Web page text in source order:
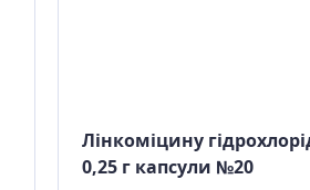
Лінкоміцину
0,25 г капсули №20